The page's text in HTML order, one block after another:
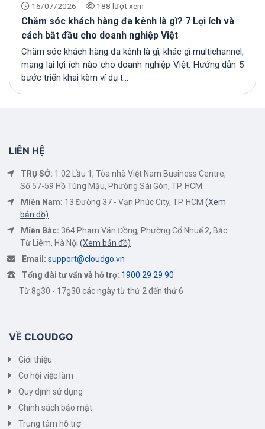
16/07/2026 188 lượt xem
Chăm sóc khách hàng đa kênh là gì? 7 Lợi ích và
cách bắt đầu cho doanh nghiệp Việt
Chăm sóc khách hàng đa kênh là gì, khác gì multichannel,
mang lại lợi ích nào cho doanh nghiệp Việt. Hướng dẫn 5
bước triển khai kèm ví dụ t...
LIÊN HỆ
TRỤ SỞ: 1.02 Lầu 1, Tòa nhà Việt Nam Business Centre,
Số 57-59 Hồ Tùng Mậu, Phường Sài Gòn, TP. HCM
Miền Nam: 13 Đường 37 - Vạn Phúc City, TP. HCM (Xem
bản đồ)
Miền Bắc: 364 Phạm Văn Đồng, Phường Cổ Nhuế 2, Bắc
Từ Liêm, Hà Nội(Xem bản đồ)
Email: support@cloudgo.vn
Tổng đài tư vấn và hỗ trợ: 1900 29 29 90
Từ 8g30 - 17g30 các ngày từ thứ 2 đến thứ 6
VỀ CLOUDGO
Giới thiệu
Cơ hội việc làm
Quy định sử dụng
Chính sách bảo mật
Trung tâm hỗ trợ